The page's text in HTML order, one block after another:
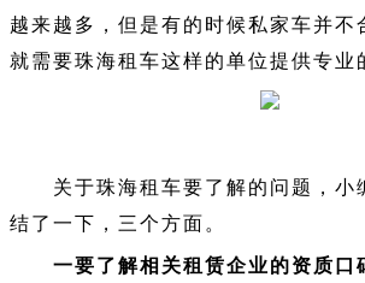
越来越多，但是有的时候私家车并不
就需要珠海租车这样的单位提供专业
关于珠海租车要了解的问题，小
结了一下，三个方面。
一要了解相关租赁企业的资质口